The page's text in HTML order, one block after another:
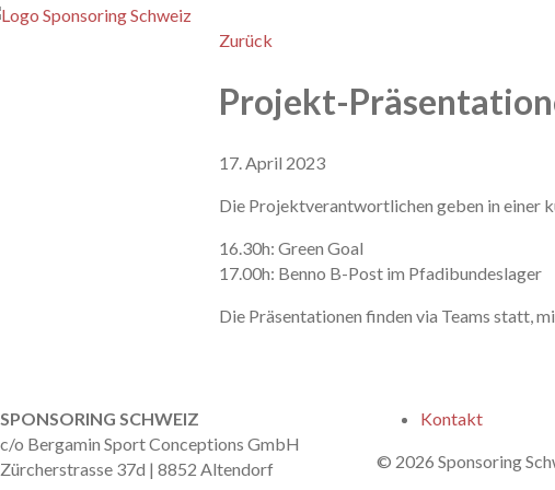
Zurück
Projekt-
17. April 2023
Die Projektverantwortlichen geben in einer
16.30h: Green Goal
17.00h: Benno B-Post im Pfadibundeslager
Die Präsentationen finden via Teams statt,
SPONSORING SCHWEIZ
c/o Bergamin Sport Conceptions GmbH
Zürcherstrasse 37d | 8852 Altendorf
Kontakt
© 2026 Sponsoring